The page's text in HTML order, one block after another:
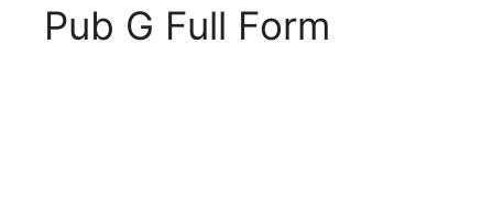
Pub G Full Form